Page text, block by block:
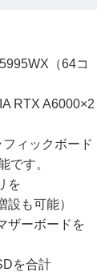
（64コ
RTX A6000×2
ィックボード
です。
を
も可能）
ザーボードを
を合計